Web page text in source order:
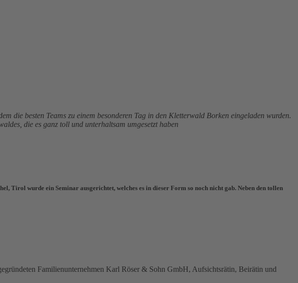
die besten Teams zu einem besonderen Tag in den Kletterwald Borken eingeladen wurden.
die es ganz toll und unterhaltsam umgesetzt haben
wurde ein Seminar ausgerichtet, welches es in dieser Form so noch nicht gab. Neben den tollen
Familienunternehmen Karl Röser & Sohn GmbH, Aufsichtsrätin, Beirätin und